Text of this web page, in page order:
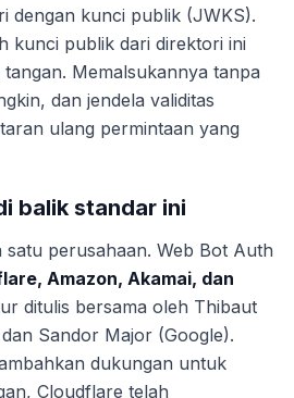
dengan kunci publik (JWKS).
kunci publik dari direktori ini
Memalsukannya tanpa
dan jendela validitas
ulang permintaan yang
balik standar ini
perusahaan. Web Bot Auth
Amazon, Akamai, dan
ditulis bersama oleh Thibaut
Sandor Major (Google).
dukungan untuk
Cloudflare telah